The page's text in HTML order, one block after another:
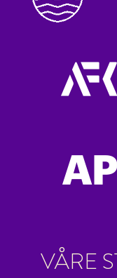
VÅRE